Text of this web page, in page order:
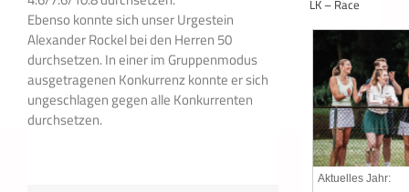
Ebenso konnte sich unser Urgestein
Alexander Rockel bei den Herren 50
durchsetzen. In einer im Gruppenmodus
ausgetragenen Konkurrenz konnte er sich
ungeschlagen gegen alle Konkurrenten
durchsetzen.
LK – Race